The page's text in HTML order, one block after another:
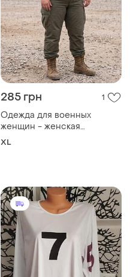
285 грн 1
Одежда для военных
женщин - женская
футболка xl
XL